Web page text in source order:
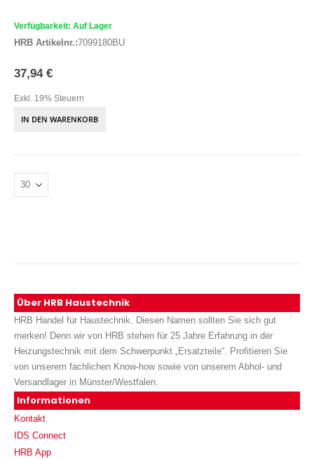
Verfügbarkeit: Auf Lager
HRB Artikelnr.:7099180BU
37,94 €
Exkl. 19% Steuern
IN DEN WARENKORB
Über HRB Haustechnik
HRB Handel für Haustechnik. Diesen Namen sollten Sie sich gut
merken! Denn wir von HRB stehen für 25 Jahre Erfahrung in der
Heizungstechnik mit dem Schwerpunkt „Ersatzteile“. Profitieren Sie
von unserem fachlichen Know-how sowie von unserem Abhol- und
Versandlager in Münster/Westfalen.
Informationen
Kontakt
IDS Connect
HRB App